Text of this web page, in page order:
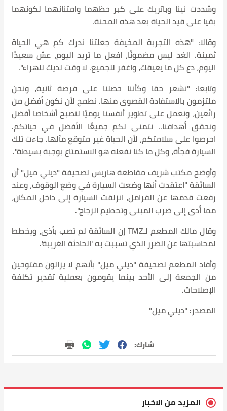
وشددت نينا وباتريك على كبر حظهما وامتنانهما لكونهما
بقيا على قيد الحياة بعد هذه المحنة.
وقالا: "هذه التجربة المخيفة جعلتنا ندرك كم هي الحياة
ثمينة. الغد ليس مضمونًا، افعل ما تريد اليوم، عش سعيدًا
اليوم، دع كل ما يعيقك، واغفر للجميع. لا وقت لديك للهراء".
وتابعا: "نشعر حقا وكأننا حصلنا على فرصة ثانية، ونحن
ملتزمون بالاستفادة القصوى منها. نطمح لأن نكون أفضل من
رائعين، ونعمل على تطوير أنفسنا يوميًا لنصبح أشخاصا أفضل
ونحقق أهدافنا.. نتمنى لكم جميعًا الأفضل في حياتكم.
احرصوا على سلامتكم، لأن الحياة غير متوقع مآلها. جاءت تلك
السيارة فجأة، وكل ما كنا نفعله هو الاستمتاع بوجبة بسيطة".
وأوضح مكتب شريف مقاطعة هاريس لصحيفة "ديلي ميل" أن
السائقة "اعتقدت أنها وضعت السيارة في وضع الوقوف، وعند
رفعت قدمها عن الفرامل، انزلقت السيارة إلى داخل المكان،
مما أدى إلى ضرب المبنى وتحطيم الزجاج".
وقال مالك المطعم لـTMZ إن السائقة لم تصب بأذى، ويخطط
لمحاسبتها عن الضرر الذي تسببت به 'الحادثة الغريبة'.
وأفاد المطعم لصحيفة "ديلي ميل" بأنهم لا يزالون مفتوحين
من الجمعة إلى الأحد بينما يقومون بعملية تقدير تكلفة
الإصلاحات.
المصدر: "ديلي ميل"
شارك:
المزيد من الاخبار